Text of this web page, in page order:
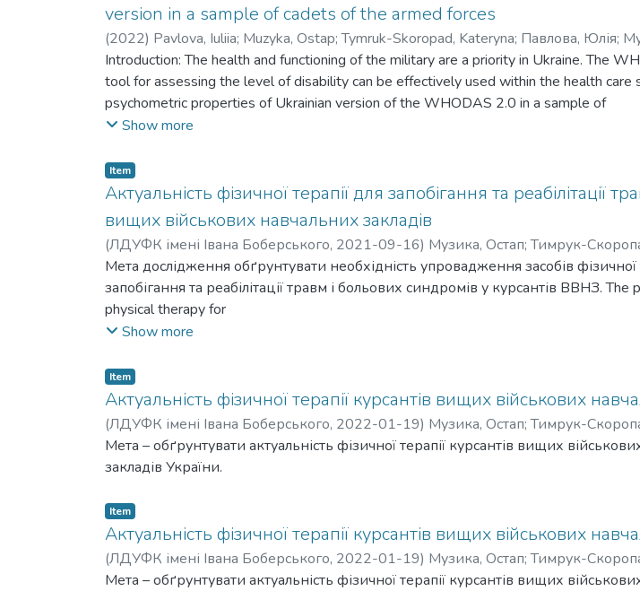
version in a sample of cadets of the armed forces
(2022) Pavlova, Iuliia; Muzyka, Ostap;Tymruk-Skoropad, Kateryna; Павлова, Юлія;
Introduction: The health and functioning of the military are a priority in Ukraine. The
tool for assessing the level of disability can be effectively used within the health
psychometric properties of Ukrainian version of the WHODAS 2.0 in a sample of
cadets.
Інструмент оцінки рівня інвалідності може бути ефективно використаний у
дослідити психометричні властивості української версії WHODAS 2.0 на
Show more
Item
Актуальність фізичної терапії для запобігання та реабілітації
вищих військових навчальних закладів
(ЛДУФК імені Івана Боберського, 2021-09-16) Музика, Остап;Тимрук-
Мета дослідження обґрунтувати необхідність упровадження засобів фізичної
запобігання та реабілітації травм і больових синдромів у курсантів ВВНЗ.
physical therapy for
prevention and rehabilitation of injuries and pain syndromes in cadets of VVNIZ.
Show more
Item
Актуальність фізичної терапії курсантів вищих військових
(ЛДУФК імені Івана Боберського, 2022-01-19) Музика, Остап;Тимрук-
Мета – обґрунтувати актуальність фізичної терапії курсантів вищих
закладів України.
Item
Актуальність фізичної терапії курсантів вищих військових
(ЛДУФК імені Івана Боберського, 2022-01-19) Музика, Остап;Тимрук-
Мета – обґрунтувати актуальність фізичної терапії курсантів вищих